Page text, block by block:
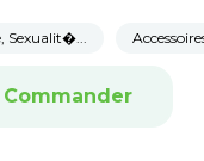
Sexualit�...
Commander